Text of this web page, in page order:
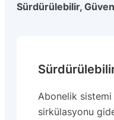
Sürdürülebilir,
Abonelik
sirkülasyonu